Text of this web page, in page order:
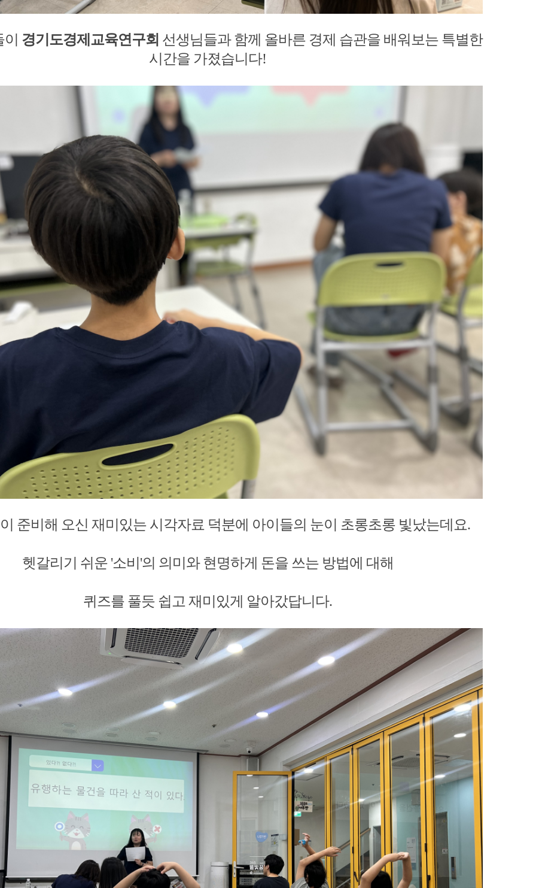
경기도경제교육연구회 선생님들과 함께 올바른 경제 습관을 배워보는 특별한
시간을 가졌습니다!
준비해 오신 재미있는 시각자료 덕분에 아이들의 눈이 초롱초롱 빛났는데요.
헷갈리기 쉬운 '소비'의 의미와 현명하게 돈을 쓰는 방법에 대해
퀴즈를 풀듯 쉽고 재미있게 알아갔답니다.